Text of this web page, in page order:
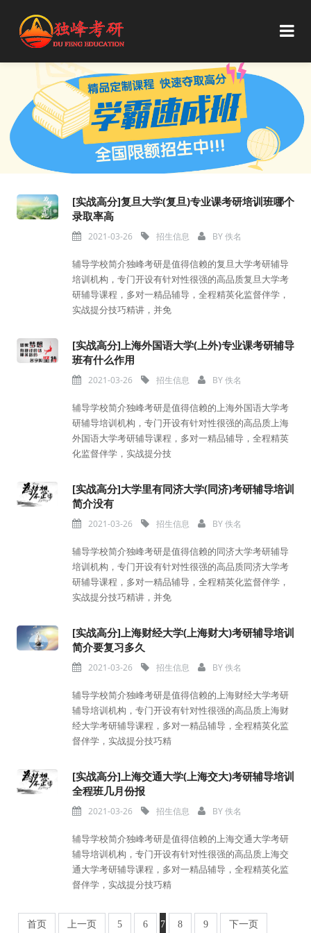
[实战高分]复旦大学(复旦)专业课考研培训班哪个
录取率高
2021-03-26 招生信息 BY佚名
辅导学校简介独峰考研是值得信赖的复旦大学考研辅导
培训机构，专门开设有针对性很强的高品质复旦大学考
研辅导课程，多对一精品辅导，全程精英化监督伴学，
实战提分技巧精讲，并免
[实战高分]上海外国语大学(上外)专业课考研辅导
班有什么作用
2021-03-26 招生信息 BY佚名
辅导学校简介独峰考研是值得信赖的上海外国语大学考
研辅导培训机构，专门开设有针对性很强的高品质上海
外国语大学考研辅导课程，多对一精品辅导，全程精英
化监督伴学，实战提分技
[实战高分]大学里有同济大学(同济)考研辅导培训
简介没有
2021-03-26 招生信息 BY佚名
辅导学校简介独峰考研是值得信赖的同济大学考研辅导
培训机构，专门开设有针对性很强的高品质同济大学考
研辅导课程，多对一精品辅导，全程精英化监督伴学，
实战提分技巧精讲，并免
[实战高分]上海财经大学(上海财大)考研辅导培训
简介要复习多久
2021-03-26 招生信息 BY佚名
辅导学校简介独峰考研是值得信赖的上海财经大学考研
辅导培训机构，专门开设有针对性很强的高品质上海财
经大学考研辅导课程，多对一精品辅导，全程精英化监
督伴学，实战提分技巧精
[实战高分]上海交通大学(上海交大)考研辅导培训
全程班几月份报
2021-03-26 招生信息 BY佚名
辅导学校简介独峰考研是值得信赖的上海交通大学考研
辅导培训机构，专门开设有针对性很强的高品质上海交
通大学考研辅导课程，多对一精品辅导，全程精英化监
督伴学，实战提分技巧精
首页 上一页 5 6 7 8 9 下一页